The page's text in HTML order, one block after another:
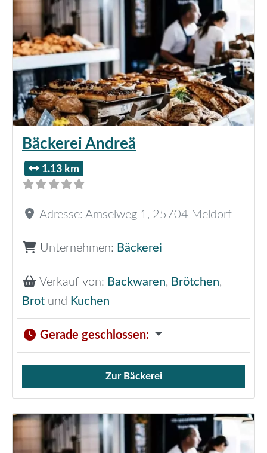
Bäckerei Andreä
1.13 km
Adresse: Amselweg 1, 25704 Meldorf
Unternehmen: Bäckerei
Verkauf von: Backwaren, Brötchen,
Brot und Kuchen
Gerade geschlossen:
Verkauf von Brötchen,
Zur Bäckerei